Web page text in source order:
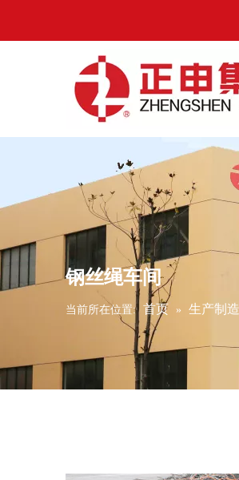
钢丝绳车间
当前所在位置: 首页 » 生产制造